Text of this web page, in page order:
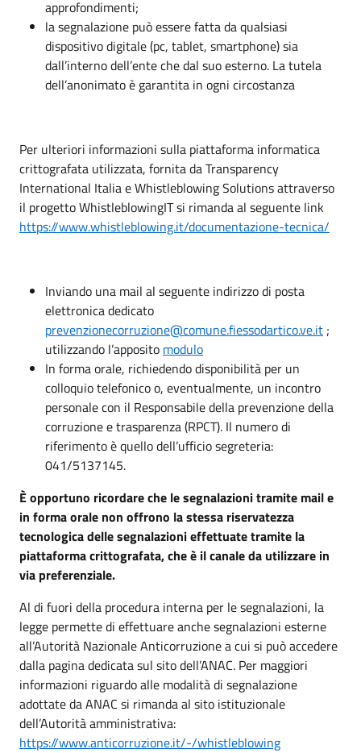
approfondimenti;
la segnalazione può essere fatta da qualsiasi
dispositivo digitale (pc, tablet, smartphone) sia
dall’interno dell’ente che dal suo esterno. La tutela
dell’anonimato è garantita in ogni circostanza
Per ulteriori informazioni sulla piattaforma informatica
crittografata utilizzata, fornita da Transparency
International Italia e Whistleblowing Solutions attraverso
il progetto WhistleblowingIT si rimanda al seguente link
https://www.whistleblowing.it/documentazione-tecnica/
Inviando una mail al seguente indirizzo di posta
elettronica dedicato
prevenzionecorruzione@comune.fiessodartico.ve.it ;
utilizzando l’apposito modulo
In forma orale, richiedendo disponibilità per un
colloquio telefonico o, eventualmente, un incontro
personale con il Responsabile della prevenzione della
corruzione e trasparenza (RPCT). Il numero di
riferimento è quello dell’ufficio segreteria:
041/5137145.
È opportuno ricordare che le segnalazioni tramite mail e
in forma orale non offrono la stessa riservatezza
tecnologica delle segnalazioni effettuate tramite la
piattaforma crittografata, che è il canale da utilizzare in
via preferenziale.
Al di fuori della procedura interna per le segnalazioni, la
legge permette di effettuare anche segnalazioni esterne
all’Autorità Nazionale Anticorruzione a cui si può accedere
dalla pagina dedicata sul sito dell’ANAC. Per maggiori
informazioni riguardo alle modalità di segnalazione
adottate da ANAC si rimanda al sito istituzionale
dell’Autorità amministrativa:
https://www.anticorruzione.it/-/whistleblowing